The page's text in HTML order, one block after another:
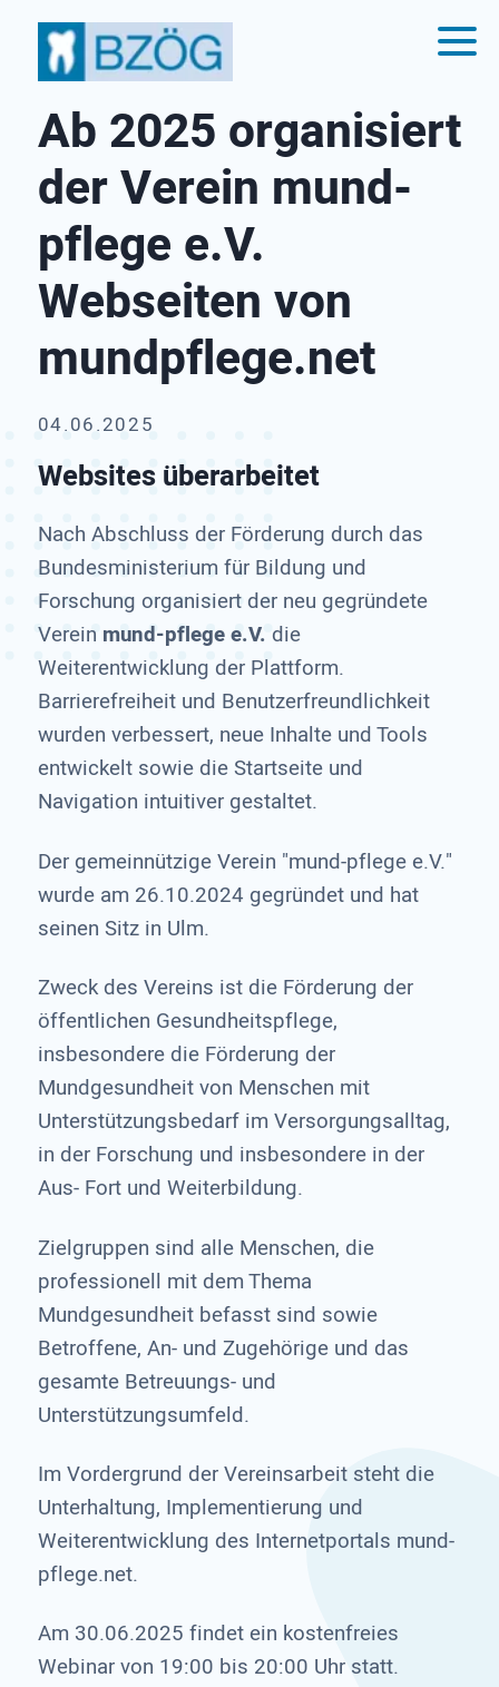
Ab 2025 organisiert
der Verein mund-
pflege e.V.
Webseiten von
mundpflege.net
04.06.2025
Websites überarbeitet
Nach Abschluss der Förderung durch das
Bundesministerium für Bildung und
Forschung organisiert der neu gegründete
Verein mund-pflege e.V. die
Weiterentwicklung der Plattform.
Barrierefreiheit und Benutzerfreundlichkeit
wurden verbessert, neue Inhalte und Tools
entwickelt sowie die Startseite und
Navigation intuitiver gestaltet.
Der gemeinnützige Verein "mund-pflege e.V."
wurde am 26.10.2024 gegründet und hat
seinen Sitz in Ulm.
Zweck des Vereins ist die Förderung der
öffentlichen Gesundheitspflege,
insbesondere die Förderung der
Mundgesundheit von Menschen mit
Unterstützungsbedarf im Versorgungsalltag,
in der Forschung und insbesondere in der
Aus- Fort und Weiterbildung.
Zielgruppen sind alle Menschen, die
professionell mit dem Thema
Mundgesundheit befasst sind sowie
Betroffene, An- und Zugehörige und das
gesamte Betreuungs- und
Unterstützungsumfeld.
Im Vordergrund der Vereinsarbeit steht die
Unterhaltung, Implementierung und
Weiterentwicklung des Internetportals mund-
pflege.net.
Am 30.06.2025 findet ein kostenfreies
Webinar von 19:00 bis 20:00 Uhr statt.